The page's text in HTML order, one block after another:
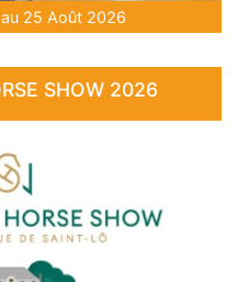
25 Août 2026
SHOW 2026